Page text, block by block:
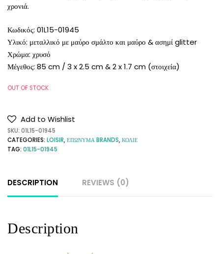
χρονιά.
Κωδικός: 01L15-01945
Υλικό: μεταλλικό με μαύρο σμάλτο και μαύρο & ασημί glitter
Χρώμα: χρυσό
Μέγεθος: 85 cm / 3 x 2.5 cm & 2 x 1.7 cm (στοιχεία)
OUT OF STOCK
Add to Wishlist
SKU: 01L15-01945
CATEGORIES: LOISIR,ΕΠΩΝΥΜΑ BRANDS,ΚΟΛΙΕ
TAG: 01L15-01945
DESCRIPTION REVIEWS (0)
Description